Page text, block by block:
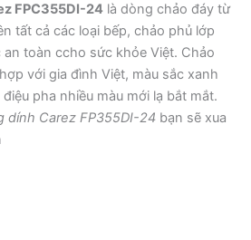
FPC355DI-24 là dòng chảo đáy từ
tất cả các loại bếp, chảo phủ lớp
toàn ccho sức khỏe Việt. Chảo
với gia đình Việt, màu sắc xanh
pha nhiều màu mới lạ bắt mắt.
dính Carez FP355DI-24 bạn sẽ xua